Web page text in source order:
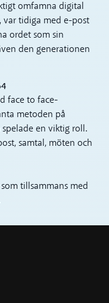
omfamna digital
var tidiga med e-post
ordet som sin
den generationen
face to face-
metoden på
en viktig roll.
samtal, möten och
tillsammans med